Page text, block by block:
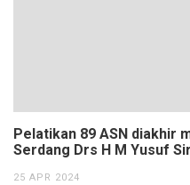
Pelatikan 89 ASN diakhir
Serdang Drs H M Yusuf
25 APR 2024